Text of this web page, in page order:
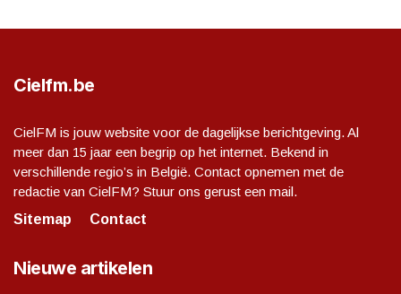
Cielfm.be
CielFM is jouw website voor de dagelijkse berichtgeving. Al
meer dan 15 jaar een begrip op het internet. Bekend in
verschillende regio’s in België. Contact opnemen met de
redactie van CielFM? Stuur ons gerust een mail.
Sitemap
Contact
Nieuwe artikelen